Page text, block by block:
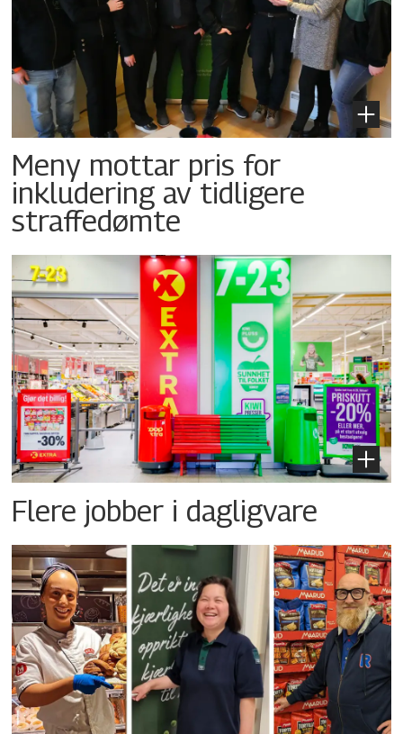
Meny mottar pris for
inkludering av tidligere
straffedømte
Flere jobber i dagligvare